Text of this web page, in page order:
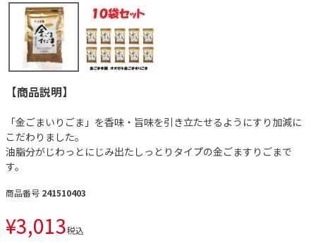
【商品説明】
「金ごまいりごま」を香味・旨味を引き立たせるようにすり加減に
こだわりました。
油脂分がじわっとにじみ出たしっとりタイプの金ごますりごまで
す。
商品番号 241510403
¥3,013税込